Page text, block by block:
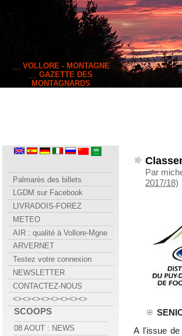
__ VOLLORE - MONTAGNE
__ GAZETTE DES
MONTAGNARDS
Par
2017/18)
A l'issue
Palmarès des billets
LGDM sur Facebook
LIVRADOIS-FOREZ
METEO
AIR : qualité à Vollore-Mgne
ARVERNET
Testez votre connexion
NEWSLETTER
CONTACTEZ-NOUS
<><><><><><><><>
SCOOPS
08 AOUT : NEWS